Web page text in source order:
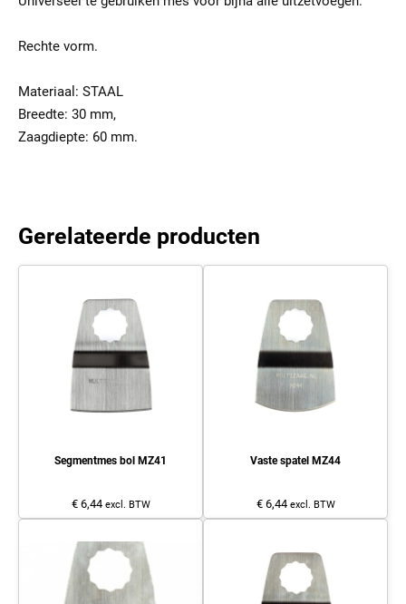
Rechte vorm.
Materiaal: STAAL
Breedte: 30 mm,
Zaagdiepte: 60 mm.
Gerelateerde producten
Segmentmes bol MZ41
€ 6,44 excl. BTW
Vaste spatel MZ44
€ 6,44 excl. BTW